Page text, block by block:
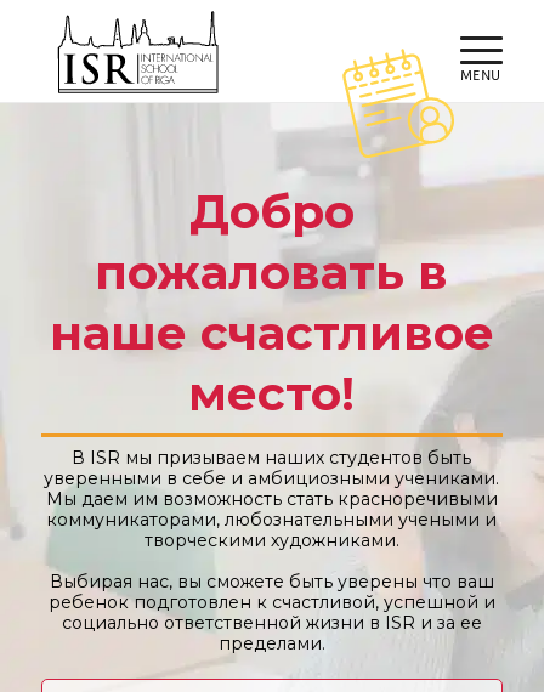
Добро
пожаловать в
наше счастливое
место!
В ISR мы призываем наших студентов быть
уверенными в себе и амбициозными учениками.
Мы даем им возможность стать красноречивыми
коммуникаторами, любознательными учеными и
творческими художниками.
Выбирая нас, вы сможете быть уверены что ваш
ребенок подготовлен к счастливой, успешной и
социально ответственной жизни в ISR и за ее
пределами.